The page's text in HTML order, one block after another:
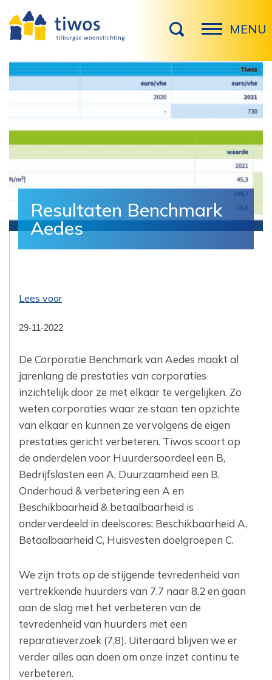
MENU
Resultaten Benchmark
Aedes
Lees voor
29-11-2022
De Corporatie Benchmark van Aedes maakt al
jarenlang de prestaties van corporaties
inzichtelijk door ze met elkaar te vergelijken. Zo
weten corporaties waar ze staan ten opzichte
van elkaar en kunnen ze vervolgens de eigen
prestaties gericht verbeteren. Tiwos scoort op
de onderdelen voor Huurdersoordeel een B,
Bedrijfslasten een A, Duurzaamheid een B,
Onderhoud & verbetering een A en
Beschikbaarheid & betaalbaarheid is
onderverdeeld in deelscores; Beschikbaarheid A,
Betaalbaarheid C, Huisvesten doelgroepen C.
We zijn trots op de stijgende tevredenheid van
vertrekkende huurders van 7,7 naar 8,2 en gaan
aan de slag met het verbeteren van de
tevredenheid van huurders met een
reparatieverzoek (7,8). Uiteraard blijven we er
verder alles aan doen om onze inzet continu te
verbeteren.